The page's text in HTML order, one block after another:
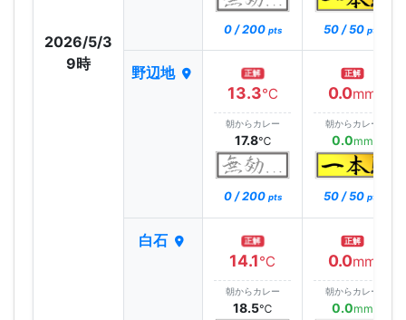
2026/5/3
9時
0 / 200 pts 50 / 50 pts
野辺地 正解
13.3℃
朝からカレー
17.8℃
0 / 200 pts
正解
0.0mm
朝からカレー
0.0mm
50 / 50 pts
白石 正解
14.1℃
朝からカレー
18.5℃
正解
0.0mm
朝からカレー
0.0mm